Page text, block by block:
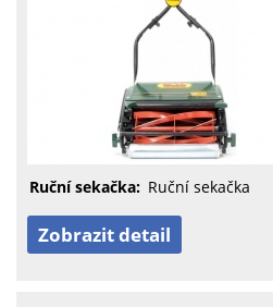
Ruční sekačka: Ruční sekačka
Zobrazit detail